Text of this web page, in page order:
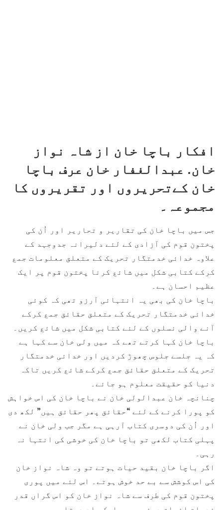
افکار باچا خان از شاہ نواز
خان. عبدالغفار خان عرف باچا
خان کےتحریروں اور تقریروں کا
مجموعہ۔
جس میں باچا خان کی تقاریر و تحاریر اور اُن کی
پختون قوم کی آزادی کے لئے دلیرانہ جدوجہد کے
علاوہ خدائی خدمتگار تحریک کے متعلق معلومات جمع
کرکے کتابی شکل میں شائع کرنا پختون قوم پر ایک
عظیم احسان ہے۔
باچا خان کی بھی یہ انتہائی آرزو تھی کہ کوئی
خدائی خدمتگار تحریک کے متعلق حقائق جمع کرکے
آنے والی نسلوں کے لئے کتابی شکل میں شائع کریں۔
باچا خان کہا کرتے تھے کہ میں ولی خان سے کہا ہے
کہ یہ جلسے جلوس چھوڑ کردیں اور خدائی خدمتگار
تحریک کے متعلق حقائق جمع کرکے شائع کریں تاکہ
دنیا کو حقیقت معلوم ہو جائے۔
چنانچہ خان عبدالولی خان نے باچا خان کی اس خواہش
کو پورا کرنے کے لئے “حقائق پھر حقائق ہیں” لکھ دی
اور اُن کی دوسری کتاب آرہی ہے مگر جب ولی خان نے
پہلی کتاب لکھی تو باچا خان کی خوشی کی انتہا نہ
رہی۔
اگر باچا خان بقید حیات ہوتے تو وہ شاہ نواز خان
کی اس کوشش سے بے حد خوش ہوتے۔ اس لئے میں پوری
پختون قوم کی طرف سے شاہ نواز خان کو اس گراں قدر